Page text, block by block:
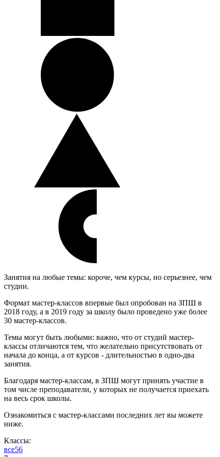
Занятия на любые темы: короче, чем курсы, но серьезнее, чем
студии.
Формат мастер-классов впервые был опробован на ЗПШ в
2018 году, а в 2019 году за школу было проведено уже более
30 мастер-классов.
Темы могут быть любыми: важно, что от студий мастер-
классы отличаются тем, что желательно присутствовать от
начала до конца, а от курсов - длительностью в одно-два
занятия.
Благодаря мастер-классам, в ЗПШ могут принять участие в
том числе преподаватели, у которых не получается приехать
на весь срок школы.
Ознакомиться с мастер-классами последних лет вы можете
ниже.
Классы:
все56